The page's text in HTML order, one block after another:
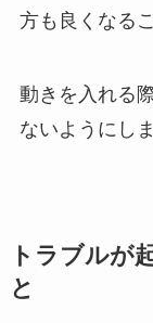
方も良くなる
動きを入れる
ないようにし
トラブルが
と